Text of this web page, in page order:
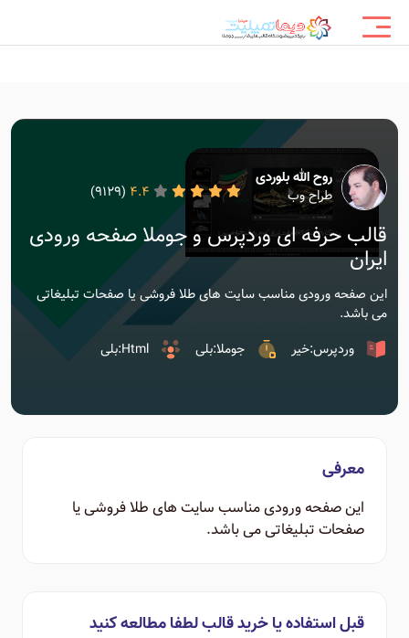
روح الله بلوردی
طراح وب
4.4
(9129)
قالب حرفه ای وردپرس و جوملا صفحه ورودی
ایران
این صفحه ورودی مناسب سایت های طلا فروشی یا صفحات تبلیغاتی
می باشد.
وردپرس:خیر
جوملا:بلی Html:بلی
معرفی
این صفحه ورودی مناسب سایت های طلا فروشی یا
صفحات تبلیغاتی می باشد.
قبل استفاده یا خرید قالب لطفا مطالعه کنید